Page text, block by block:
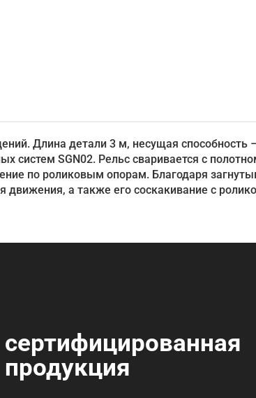
Длина детали 3 м, несущая способность
систем SGN02. Рельс сваривается с
по роликовым опорам. Благодаря
а также его соскакивание с
сертифицированная
продукция